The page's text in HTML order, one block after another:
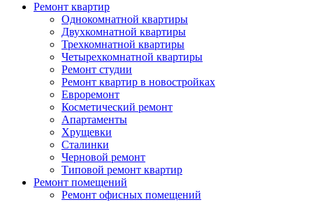
Ремонт квартир
Однокомнатной квартиры
Двухкомнатной квартиры
Трехкомнатной квартиры
Четырехкомнатной квартиры
Ремонт студии
Ремонт квартир в новостройках
Евроремонт
Косметический ремонт
Апартаменты
Хрущевки
Сталинки
Черновой ремонт
Типовой ремонт квартир
Ремонт помещений
Ремонт офисных помещений